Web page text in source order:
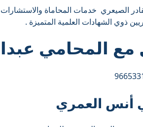
الصيعري خدمات المحاماة
ذوي الشهادات العلمية المتميزة .
مع المحامي